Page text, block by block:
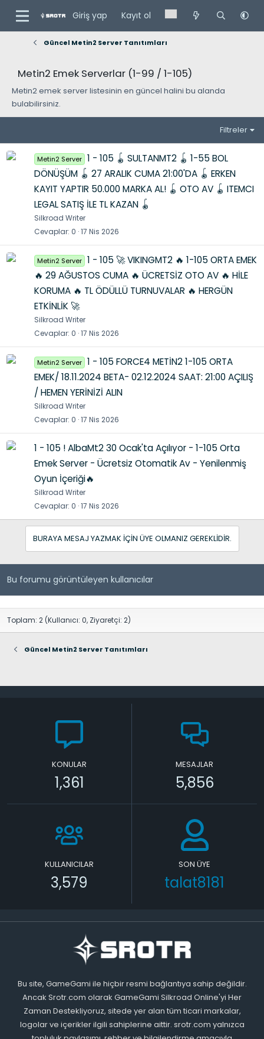
Giriş yap Kayıt ol
Güncel Metin2 Server Tanıtımları
Metin2 Emek Serverlar (1-99 / 1-105)
Metin2 emek server listesinin en güncel halini bu alanda
bulabilirsiniz.
Filtreler
Metin2 Server 1 - 105 🪀 SULTANMT2 🪀 1-55 BOL
DÖNÜŞÜM 🪀 27 ARALIK CUMA 21:00'DA 🪀 ERKEN
KAYIT YAPTIR 50.000 MARKA AL! 🪀 OTO AV 🪀 ITEMCI
LEGAL SATIŞ İLE TL KAZAN 🪀
Silkroad Writer
Cevaplar 0 17 Nis 2026
Metin2 Server 1 - 105 🚀 VIKINGMT2 🔥 1-105 ORTA EMEK
🔥 29 AĞUSTOS CUMA 🔥 ÜCRETSİZ OTO AV 🔥 HİLE
KORUMA 🔥 TL ÖDÜLLÜ TURNUVALAR 🔥 HERGÜN
ETKİNLİK 🚀
Silkroad Writer
Cevaplar 0 17 Nis 2026
Metin2 Server 1 - 105 FORCE4 METİN2 1-105 ORTA
EMEK/ 18.11.2024 BETA- 02.12.2024 SAAT: 21:00 AÇILIŞ
/ HEMEN YERİNİZİ ALIN
Silkroad Writer
Cevaplar 0 17 Nis 2026
1 - 105 ! AlbaMt2 30 Ocak'ta Açılıyor - 1-105 Orta
Emek Server - Ücretsiz Otomatik Av - Yenilenmiş
Oyun İçeriği🔥
Silkroad Writer
Cevaplar 0 17 Nis 2026
BURAYA MESAJ YAZMAK IÇIN ÜYE OLMANIZ GEREKLIDIR.
Bu forumu görüntüleyen kullanıcılar
Toplam: 2 (Kullanıcı: 0, Ziyaretçi: 2)
Güncel Metin2 Server Tanıtımları
KONULAR
1,361
MESAJLAR
5,856
KULLANICILAR
3,579
SON ÜYE
talat8181
Bu site, GameGami ile hiçbir resmi bağlantıya sahip değildir.
Ancak Srotr.com olarak GameGami Silkroad Online'yi Her
Zaman Destekliyoruz, sitede yer alan tüm ticari markalar,
logolar ve içerikler ilgili sahiplerine aittir. srotr.com yalnızca